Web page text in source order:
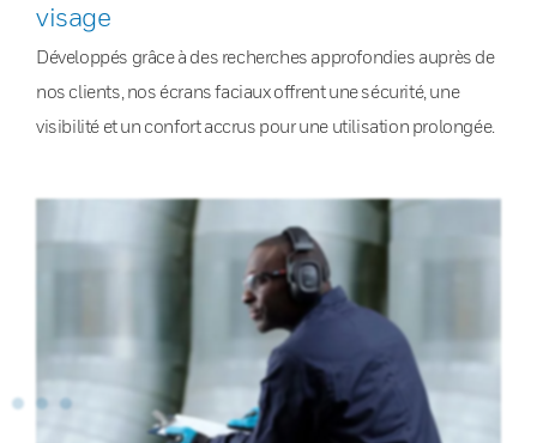
visage
Développés grâce à des recherches approfondies auprès de
nos clients, nos écrans faciaux offrent une sécurité, une
visibilité et un confort accrus pour une utilisation prolongée.